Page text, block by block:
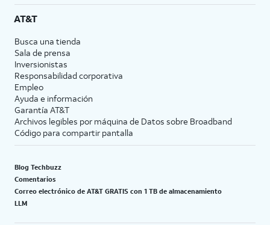
AT&T
Busca una tienda
Sala de prensa
Inversionistas
Responsabilidad corporativa
Empleo
Ayuda e información
Garantía AT&T
Archivos legibles por máquina de Datos sobre Broadband
Código para compartir pantalla
Blog Techbuzz
Comentarios
Correo electrónico de AT&T GRATIS con 1 TB de almacenamiento
LLM